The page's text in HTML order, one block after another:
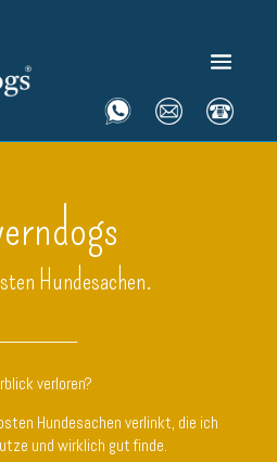
Hundesachen.
verloren?
Hundesachen verlinkt, die ich
und wirklich gut finde.